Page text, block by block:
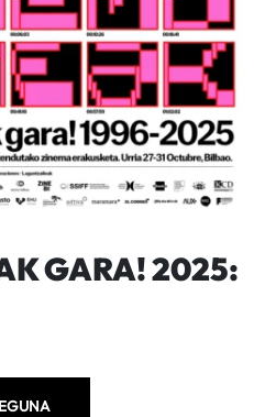
GARA! 2025: